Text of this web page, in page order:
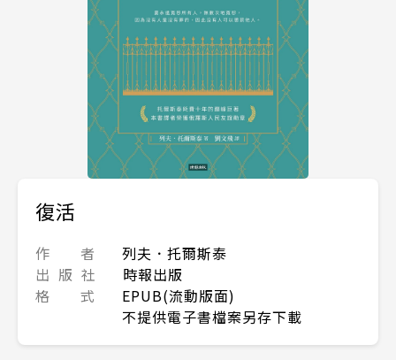
復活
作 者
列夫．托爾斯泰
出 版 社
時報出版
格 式
EPUB(流動版面)
不提供電子書檔案另存下載